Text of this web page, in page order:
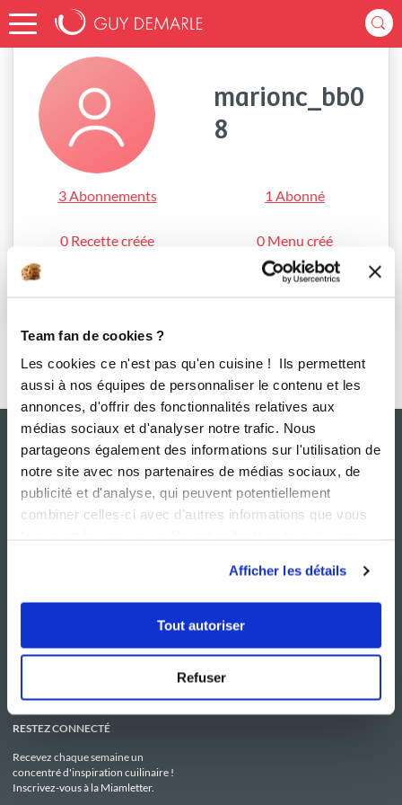
Team fan de cookies ?
Les cookies ce n'est pas qu'en cuisine ! Ils permettent
aussi à nos équipes de personnaliser le contenu et les
annonces, d'offrir des fonctionnalités relatives aux
médias sociaux et d'analyser notre trafic. Nous
partageons également des informations sur l'utilisation de
notre site avec nos partenaires de médias sociaux, de
publicité et d'analyse, qui peuvent potentiellement
combiner celles-ci avec d'autres informations que vous
Afficher les détails
Tout autoriser
Refuser
Accueil marionc_bb08
marionc_bb0
8
3 Abonnements 1 Abonné
0 Recette créée 0 Menu créé
Le Mag'
Boutique
C.G.U
Politique de confidentialité
Utilisation des Cookies
RESTEZ CONNECTÉ
Recevez chaque semaine un
concentré d'inspiration cuilinaire !
Inscrivez-vous à la Miamletter.